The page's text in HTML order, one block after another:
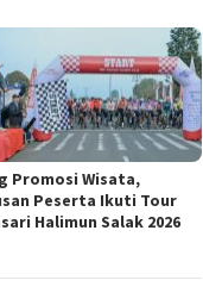
Promosi Wisata,
Peserta Ikuti Tour
Halimun Salak 2026